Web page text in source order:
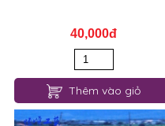
40,000đ
Thêm vào giỏ